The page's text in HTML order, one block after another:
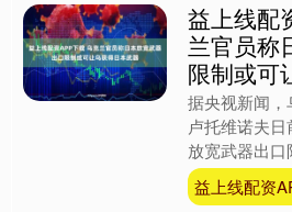
益上线配
兰官员称
限制或可
据央视新闻，
卢托维诺夫
放宽武器出
就日本向乌克
话。卢托维诺
益上线配资